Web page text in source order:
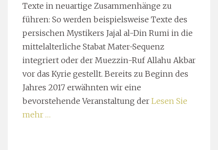
Texte in neuartige Zusammenhänge zu
führen: So werden beispielsweise Texte des
persischen Mystikers Jajal al-Din Rumi in die
mittelalterliche Stabat Mater-Sequenz
integriert oder der Muezzin-Ruf Allahu Akbar
vor das Kyrie gestellt. Bereits zu Beginn des
Jahres 2017 erwähnten wir eine
bevorstehende Veranstaltung der Lesen Sie
mehr …